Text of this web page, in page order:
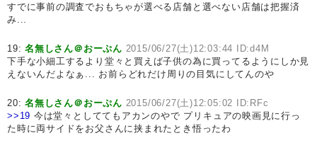
すでに事前の調査でおもちゃが選べる店舗と選べない店舗は把握済
み...
19:名無しさん＠おーぷん 2015/06/27(土)12:03:44 ID:d4M
下手な小細工するより堂々と買えば子供の為に買ってるようにしか見
えないんだよなぁ... お前らどれだけ周りの目気にしてんのや
20:名無しさん＠おーぷん 2015/06/27(土)12:05:02 ID:RFc
>>19 今は堂々としててもアカンのやで プリキュアの映画見に行っ
た時に両サイドをお父さんに挟まれたとき悟ったわ